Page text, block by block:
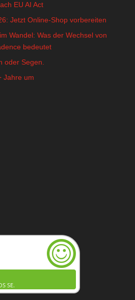
EU AI Act
Jetzt Online-Shop vorbereiten
Wandel: Was der Wechsel von
bedeutet
oder Segen.
Jahre um